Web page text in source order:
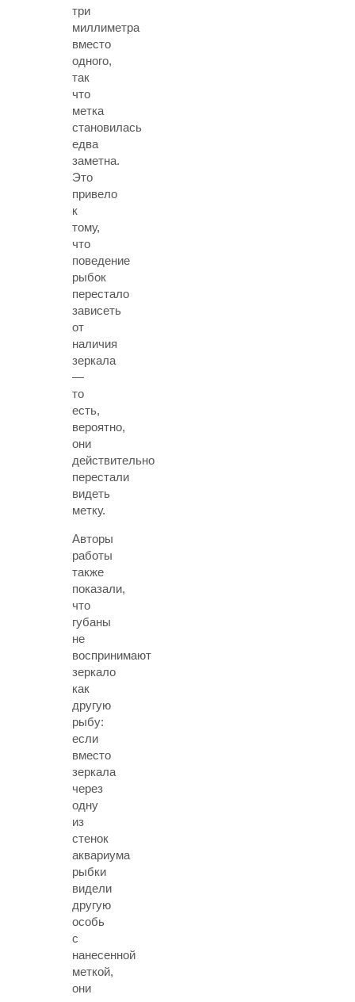
три
миллиметра
вместо
одного,
так
что
метка
становилась
едва
заметна.
Это
привело
к
тому,
что
поведение
рыбок
перестало
зависеть
от
наличия
зеркала
—
то
есть,
вероятно,
они
действительно
перестали
видеть
метку.
Авторы
работы
также
показали,
что
губаны
не
воспринимают
зеркало
как
другую
рыбу:
если
вместо
зеркала
через
одну
из
стенок
аквариума
рыбки
видели
другую
особь
с
нанесенной
меткой,
они